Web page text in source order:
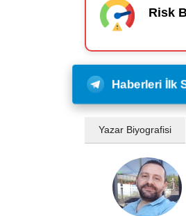
Risk
Haberleri İlk
Yazar Biyografisi